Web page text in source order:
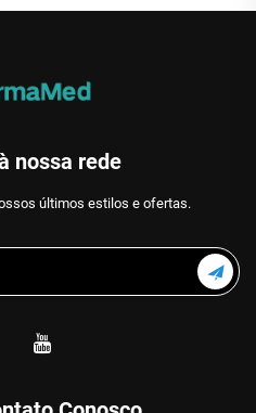
nossa rede
últimos estilos e ofertas.